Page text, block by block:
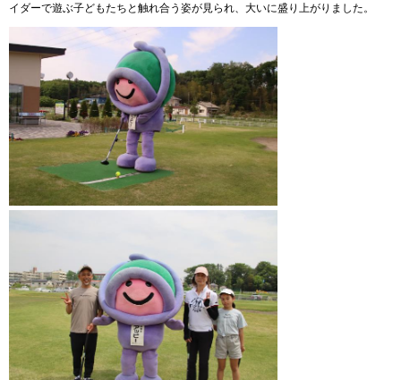
イダーで遊ぶ子どもたちと触れ合う姿が見られ、大いに盛り上がりました。